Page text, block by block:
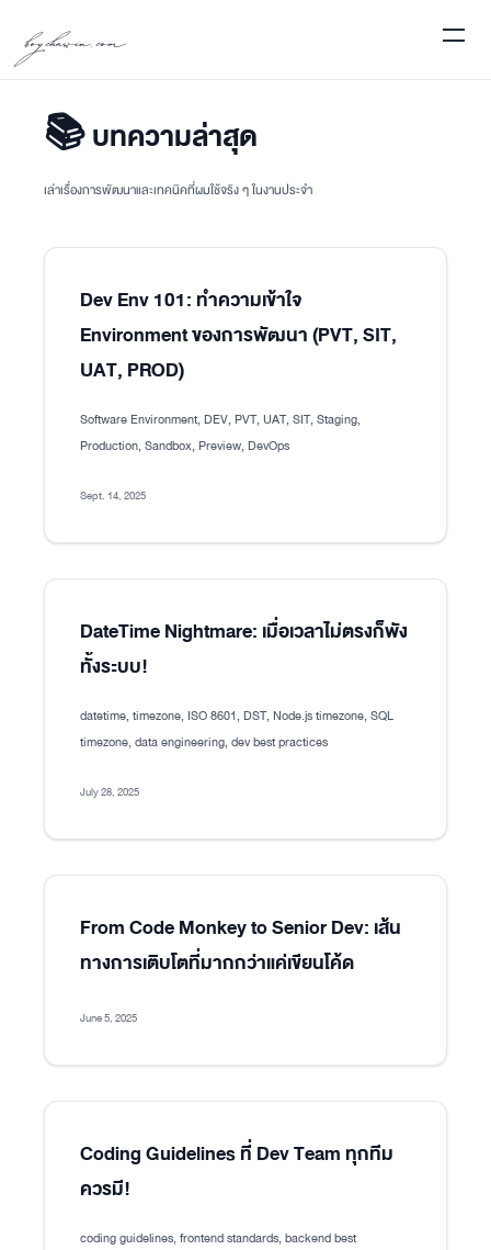
boychawin.com
📚 บทความล่าสุด
เล่าเรื่องการพัฒนาและเทคนิคที่ผมใช้จริง ๆ ในงานประจำ
Dev Env 101: ทำความเข้าใจ
Environment ของการพัฒนา (PVT, SIT,
UAT, PROD)
Software Environment, DEV, PVT, UAT, SIT, Staging,
Production, Sandbox, Preview, DevOps
Sept. 14, 2025
DateTime Nightmare: เมื่อเวลาไม่ตรงก็พัง
ทั้งระบบ!
datetime, timezone, ISO 8601, DST, Node.js timezone, SQL
timezone, data engineering, dev best practices
July 28, 2025
From Code Monkey to Senior Dev: เส้น
ทางการเติบโตที่มากกว่าแค่เขียนโค้ด
June 5, 2025
Coding Guidelines ที่ Dev Team ทุกทีม
ควรมี!
coding guidelines, frontend standards, backend best